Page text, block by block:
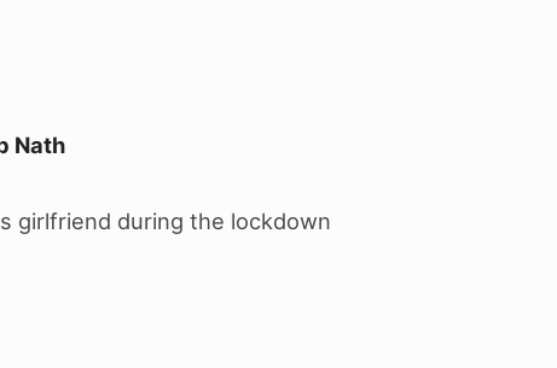
Nath
girlfriend during the lockdown